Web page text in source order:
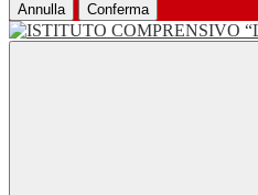
Annulla Conferma